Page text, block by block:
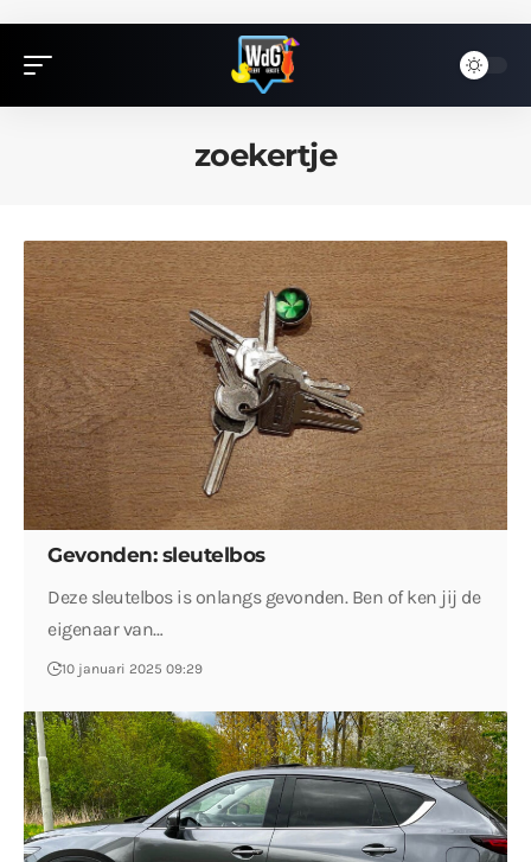
zoekertje
Gevonden: sleutelbos
Deze sleutelbos is onlangs gevonden. Ben of ken jij de
eigenaar van…
10 januari 2025 09:29